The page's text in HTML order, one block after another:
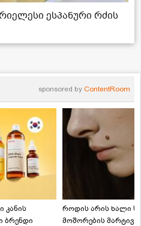
ესპანური რძის
sponsored by ContentRoom
კანის
ბრენდი
როდის არის ხალი
მოშორების